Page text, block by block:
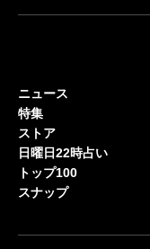
ニュース
特集
ストア
日曜日22時占い
トップ100
スナップ